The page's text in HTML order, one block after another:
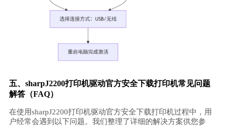
五、sharpJ2200打印机驱动官方安全下载打印机常见问题
解答（FAQ）
在使用sharpJ2200打印机驱动官方安全下载打印机过程中，用
户经常会遇到以下问题。我们整理了详细的解决方案供您参